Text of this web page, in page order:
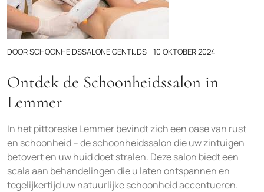
DOORSCHOONHEIDSSALONEIGENTIJDS 10 OKTOBER 2024
Ontdek de Schoonheidssalon in
Lemmer
In het pittoreske Lemmer bevindt zich een oase van rust
en schoonheid – de schoonheidssalon die uw zintuigen
betovert en uw huid doet stralen. Deze salon biedt een
scala aan behandelingen die u laten ontspannen en
tegelijkertijd uw natuurlijke schoonheid accentueren.